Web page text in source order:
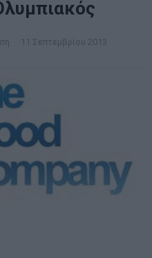
11 Σεπτεμβρίου 2013